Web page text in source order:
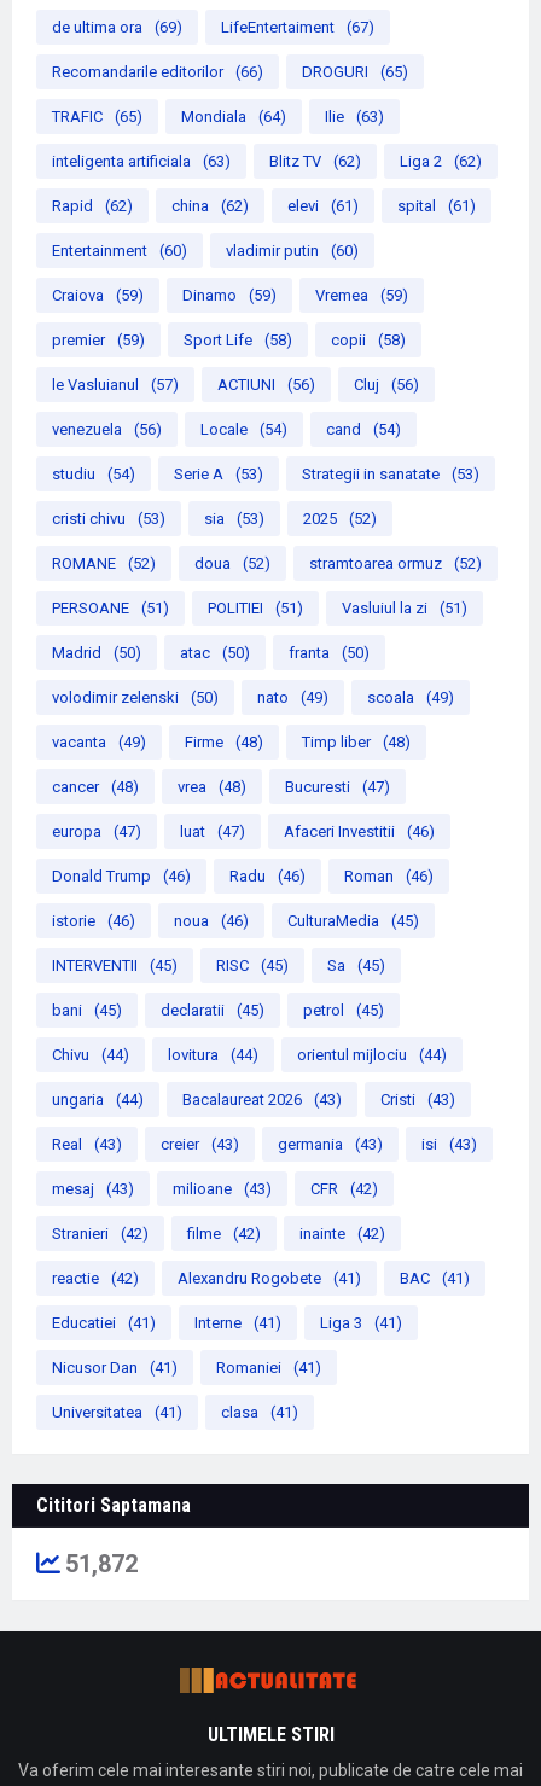
de ultima ora (69) LifeEntertaiment (67)
Recomandarile editorilor (66) DROGURI (65)
TRAFIC (65) Mondiala (64) Ilie (63)
inteligenta artificiala (63) Blitz TV (62) Liga 2 (62)
Rapid (62) china (62) elevi (61) spital (61)
Entertainment (60) vladimir putin (60)
Craiova (59) Dinamo (59) Vremea (59)
premier (59) Sport Life (58) copii (58)
le Vasluianul (57) ACTIUNI (56) Cluj (56)
venezuela (56) Locale (54) cand (54)
studiu (54) Serie A (53) Strategii in sanatate (53)
cristi chivu (53) sia (53) 2025 (52)
ROMANE (52) doua (52) stramtoarea ormuz (52)
PERSOANE (51) POLITIEI (51) Vasluiul la zi (51)
Madrid (50) atac (50) franta (50)
volodimir zelenski (50) nato (49) scoala (49)
vacanta (49) Firme (48) Timp liber (48)
cancer (48) vrea (48) Bucuresti (47)
europa (47) luat (47) Afaceri Investitii (46)
Donald Trump (46) Radu (46) Roman (46)
istorie (46) noua (46) CulturaMedia (45)
INTERVENTII (45) RISC (45) Sa (45)
bani (45) declaratii (45) petrol (45)
Chivu (44) lovitura (44) orientul mijlociu (44)
ungaria (44) Bacalaureat 2026 (43) Cristi (43)
Real (43) creier (43) germania (43) isi (43)
mesaj (43) milioane (43) CFR (42)
Stranieri (42) filme (42) inainte (42)
reactie (42) Alexandru Rogobete (41) BAC (41)
Educatiei (41) Interne (41) Liga 3 (41)
Nicusor Dan (41) Romaniei (41)
Universitatea (41) clasa (41)
Cititori Saptamana
51,872
ULTIMELE STIRI
Va oferim cele mai interesante stiri noi, publicate de catre cele mai